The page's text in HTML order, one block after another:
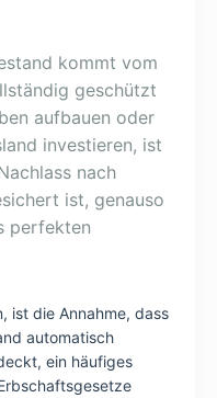
kommt vom
geschützt
aufbauen oder
investieren, ist
nach
ist, genauso
perfekten
ist die Annahme, dass
automatisch
ein häufiges